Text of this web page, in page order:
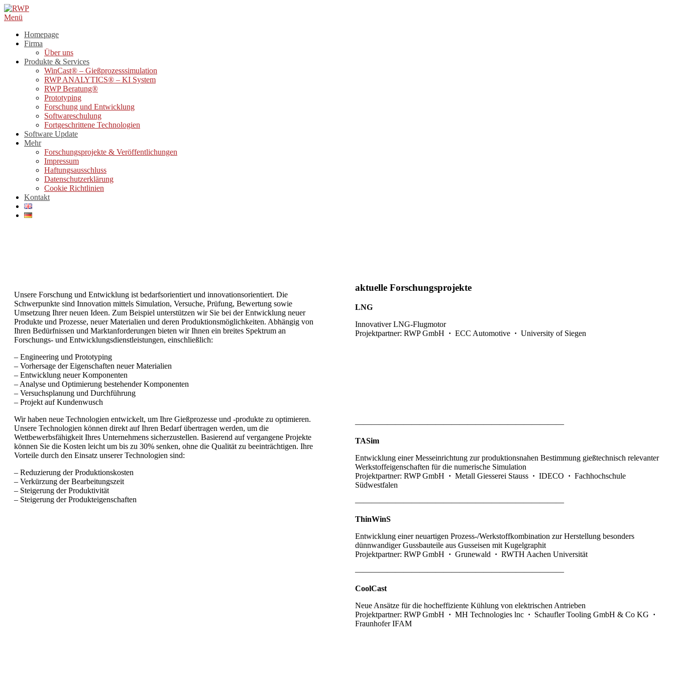
Direkt
zum
Menü
Homepage
Firma
Über uns
Produkte & Services
WinCast® – Gießprozesssimulation
RWP ANALYTICS® – KI System
RWP Beratung®
Prototyping
Forschung und Entwicklung
Softwareschulung
Fortgeschrittene Technologien
Software Update
Mehr
Forschungsprojekte & Veröffentlichungen
Impressum
Haftungsausschluss
Datenschutzerklärung
Cookie Richtlinien
Kontakt
Unsere Forschung und Entwicklung ist bedarfsorientiert und innovationsorientiert. Die
Schwerpunkte sind Innovation mittels Simulation, Versuche, Prüfung, Bewertung sowie
Umsetzung Ihrer neuen Ideen. Zum Beispiel unterstützen wir Sie bei der Entwicklung neuer
Produkte und Prozesse, neuer Materialien und deren Produktionsmöglichkeiten. Abhängig von
Ihren Bedürfnissen und Marktanforderungen bieten wir Ihnen ein breites Spektrum an
Forschungs- und Entwicklungsdienstleistungen, einschließlich:
– Engineering und Prototyping
– Vorhersage der Eigenschaften neuer Materialien
– Entwicklung neuer Komponenten
– Analyse und Optimierung bestehender Komponenten
– Versuchsplanung und Durchführung
– Projekt auf Kundenwusch
Wir haben neue Technologien entwickelt, um Ihre Gießprozesse und -produkte zu optimieren.
Unsere Technologien können direkt auf Ihren Bedarf übertragen werden, um die
Wettbewerbsfähigkeit Ihres Unternehmens sicherzustellen. Basierend auf vergangene Projekte
können Sie die Kosten leicht um bis zu 30% senken, ohne die Qualität zu beeinträchtigen. Ihre
Vorteile durch den Einsatz unserer Technologien sind:
– Reduzierung der Produktionskosten
– Verkürzung der Bearbeitungszeit
– Steigerung der Produktivität
– Steigerung der Produkteigenschaften
aktuelle Forschungsprojekte
LNG
Innovativer LNG-Flugmotor
Projektpartner: RWP GmbH · ECC Automotive · University of Siegen
——————————————————————————
TASim
Entwicklung einer Messeinrichtung zur produktionsnahen Bestimmung gießtechnisch relevanter
Werkstoffeigenschaften für die numerische Simulation
Projektpartner: RWP GmbH · Metall Giesserei Stauss · IDECO · Fachhochschule
Südwestfalen
——————————————————————————
ThinWinS
Entwicklung einer neuartigen Prozess-/Werkstoffkombination zur Herstellung besonders
dünnwandiger Gussbauteile aus Gusseisen mit Kugelgraphit
Projektpartner: RWP GmbH · Grunewald · RWTH Aachen Universität
——————————————————————————
CoolCast
Neue Ansätze für die hocheffiziente Kühlung von elektrischen Antrieben
Projektpartner: RWP GmbH · MH Technologies lnc · Schaufler Tooling GmbH & Co KG ·
Fraunhofer IFAM